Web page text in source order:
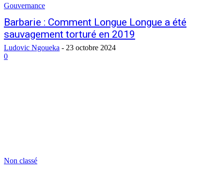
Gouvernance
Barbarie : Comment Longue Longue a été
sauvagement torturé en 2019
Ludovic Ngoueka - 23 octobre 2024
0
Non classé